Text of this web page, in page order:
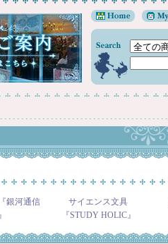
銀河通信
サイエンス文具
『STUDY HOLIC』